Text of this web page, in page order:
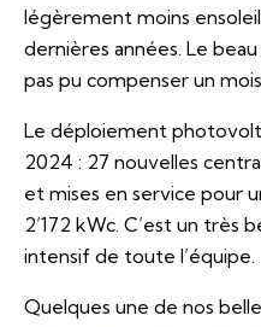
légèrement moins
dernières années. Le
pas pu compenser un
Le déploiement
2024 : 27 nouvelles
et mises en service pour
2’172 kWc. C’est un très
intensif de toute l’équipe.
Quelques une de nos